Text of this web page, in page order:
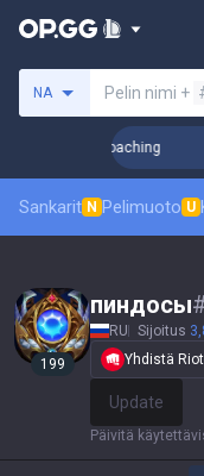
NA Pelin nimi +
Challenger Coaching
Sankarit N Pelimuoto U
199
пиндосы
RU Sijoitus
Yhdistä
Update
Päivitä